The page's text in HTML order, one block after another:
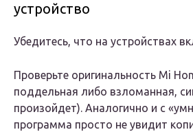
устройство
Убедитесь, что на устройствах
Проверьте оригинальность Mi
поддельная либо взломанная,
произойдет). Аналогично и с
программа просто не увидит